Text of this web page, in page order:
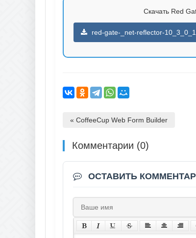
Скачать Red
red-gate-_net-reflector-
« CoffeeCup Web Form Builder
Комментарии (0)
ОСТАВИТЬ